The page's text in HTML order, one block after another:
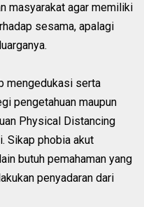
masyarakat agar memiliki
sesama, apalagi
mengedukasi serta
pengetahuan maupun
Physical Distancing
Sikap phobia akut
butuh pemahaman yang
penyadaran dari